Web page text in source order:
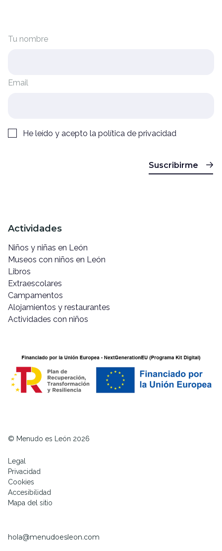
Tu nombre
Email
He leído y acepto la política de privacidad
Suscribirme
Actividades
Niños y niñas en León
Museos con niños en León
Libros
Extraescolares
Campamentos
Alojamientos y restaurantes
Actividades con niños
© Menudo es León 2026
Legal
Privacidad
Cookies
Accesibilidad
Mapa del sitio
hola@menudoesleon.com